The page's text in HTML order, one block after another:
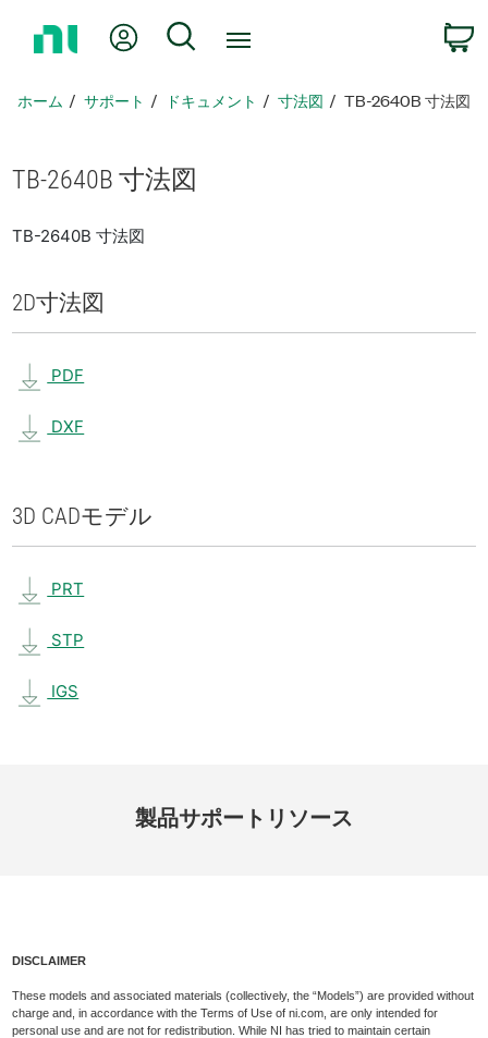
ペ
に
戻
Myアカウント
検索
ホーム サポート ドキュメント 寸法図 TB-2640B 寸法図
TB-2640B 寸法図
TB-2640B 寸法図
2D寸法図
PDF
DXF
3D CADモデル
PRT
STP
IGS
製品サポート リソース
DISCLAIMER
These models and associated materials (collectively, the “Models”) are provided without
charge and, in accordance with the Terms of Use of ni.com, are only intended for
personal use and are not for redistribution. While NI has tried to maintain certain